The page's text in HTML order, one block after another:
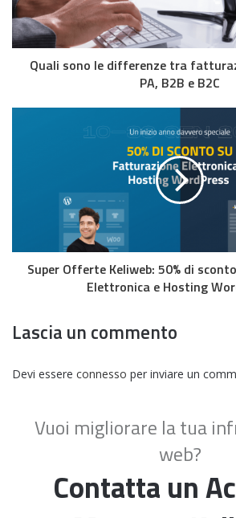
Quali sono le differenze tra
PA, B2B e B2C
Super Offerte Keliweb: 50% di
Elettronica e Hosting
Lascia un commento
Devi essere connesso per inviare un
Vuoi migliorare la tua
web?
Contatta un